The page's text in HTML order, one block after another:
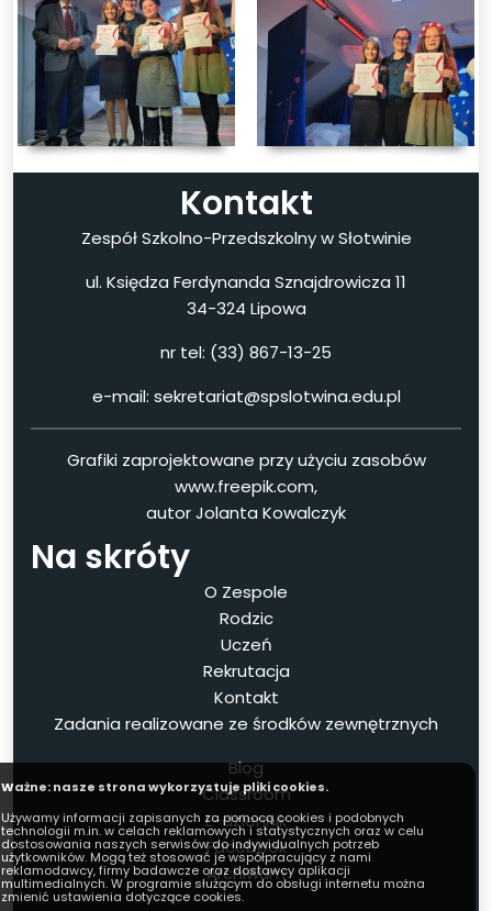
Kontakt
Zespół Szkolno-Przedszkolny w Słotwinie
ul. Księdza Ferdynanda Sznajdrowicza 11
34-324 Lipowa
nr tel: (33) 867-13-25
e-mail: sekretariat@spslotwina.edu.pl
Grafiki zaprojektowane przy użyciu zasobów
www.freepik.com,
autor Jolanta Kowalczyk
Na skróty
O Zespole
Rodzic
Uczeń
Rekrutacja
Kontakt
Zadania realizowane ze środków zewnętrznych
Blog
Classroom
E-dziennik
Facebook
Archiwum
Ważne: nasze strona wykorzystuje pliki cookies.
Używamy informacji zapisanych za pomocą cookies i podobnych
technologii m.in. w celach reklamowych i statystycznych oraz w celu
dostosowania naszych serwisów do indywidualnych potrzeb
użytkowników. Mogą też stosować je współpracujący z nami
reklamodawcy, firmy badawcze oraz dostawcy aplikacji
multimedialnych. W programie służącym do obsługi internetu można
zmienić ustawienia dotyczące cookies.